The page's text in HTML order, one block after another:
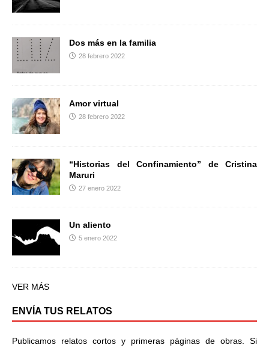
Dos más en la familia
28 febrero 2022
Amor virtual
28 febrero 2022
“Historias del Confinamiento” de Cristina
Maruri
27 enero 2022
Un aliento
5 enero 2022
VER MÁS
ENVÍA TUS RELATOS
Publicamos relatos cortos y primeras páginas de obras. Si